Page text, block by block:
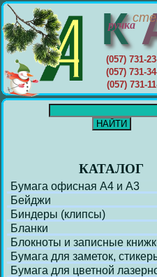
К
(057) 731-
(057) 731-
(057) 731-
ручка
КАТАЛОГ
Бумага офисная А4 и А3
Бейджи
Биндеры (клипсы)
Бланки
Блокноты и записные
Бумага для заметок,
Бумага для цветной